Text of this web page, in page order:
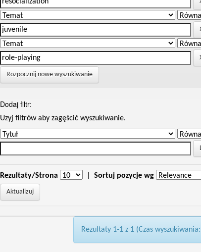
Rozpocznij nowe wyszukiwanie
Dodaj filtr:
Uzyj filtrów aby zagęścić wyszukiwanie.
Rezultaty/Strona Sortuj pozycje wg
Rezultaty 1-1 z 1 (Czas